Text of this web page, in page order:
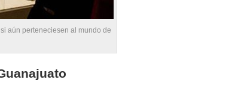
aún perteneciesen al mundo de